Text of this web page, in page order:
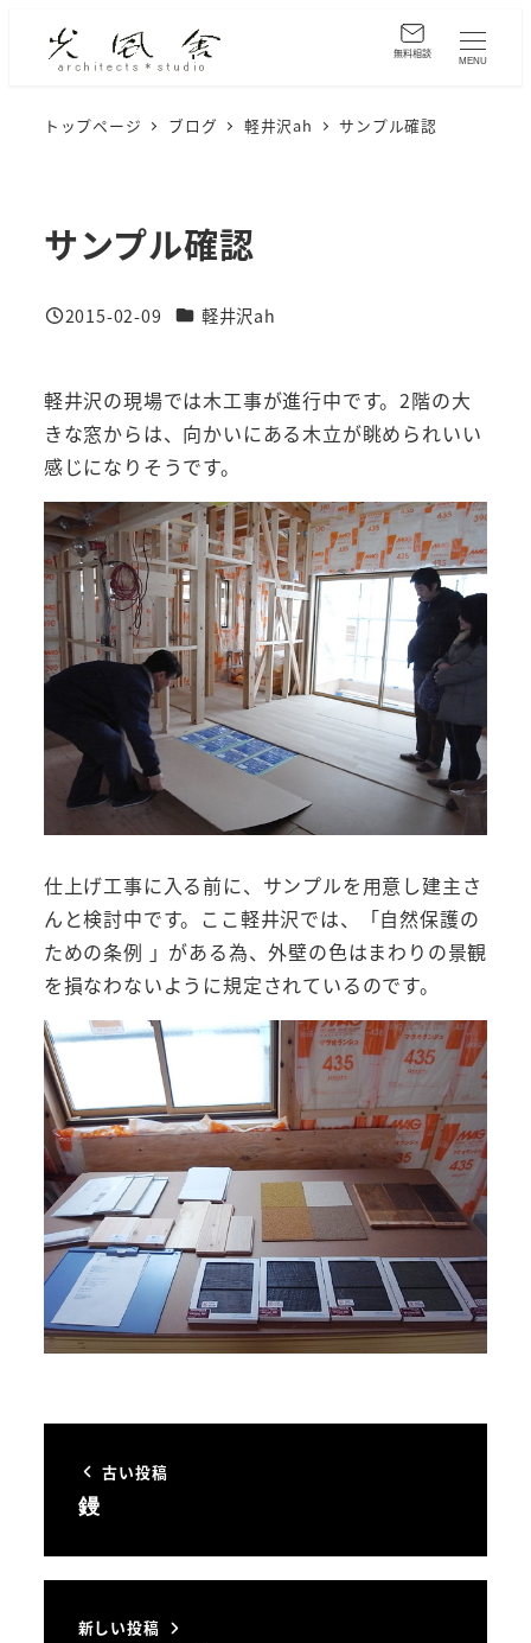
MENU
トップページ ブログ 軽井沢ah サンプル確認
サンプル確認
投稿日
2015-02-09 カテゴリー
軽井沢ah
軽井沢の現場では木工事が進行中です。2階の大
きな窓からは、向かいにある木立が眺められいい
感じになりそうです。
仕上げ工事に入る前に、サンプルを用意し建主さ
んと検討中です。ここ軽井沢では、「自然保護の
ための条例 」がある為、外壁の色はまわりの景観
を損なわないように規定されているのです。
古い投稿
鏝
新しい投稿
無料相談